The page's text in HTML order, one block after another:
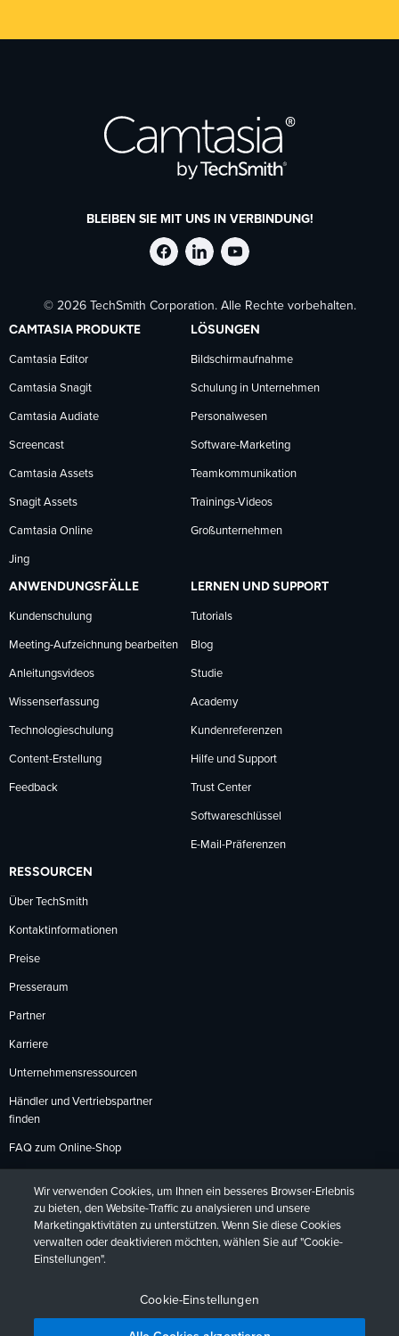
BLEIBEN SIE MIT UNS IN VERBINDUNG!
TechSmith
auf
Facebook
folgen
TechSmith
auf
LinkedIn
folgen
TechSmith
auf
YouTube
folgen
© 2026 TechSmith Corporation. Alle Rechte vorbehalten.
CAMTASIA PRODUKTE
Camtasia Editor
Camtasia Snagit
Camtasia Audiate
Screencast
Camtasia Assets
Snagit Assets
Camtasia Online
Jing
LÖSUNGEN
Bildschirmaufnahme
Schulung in Unternehmen
Personalwesen
Software-Marketing
Teamkommunikation
Trainings-Videos
Großunternehmen
ANWENDUNGSFÄLLE
Kundenschulung
Meeting-Aufzeichnung bearbeiten
Anleitungsvideos
Wissenserfassung
Technologieschulung
Content-Erstellung
Feedback
LERNEN UND SUPPORT
Tutorials
Blog
Studie
Academy
Kundenreferenzen
Hilfe und Support
Trust Center
Softwareschlüssel
E-Mail-Präferenzen
RESSOURCEN
Über TechSmith
Kontaktinformationen
Preise
Presseraum
Partner
Karriere
Unternehmensressourcen
Händler und Vertriebspartner
finden
FAQ zum Online-Shop
Rückgabebedingungen
DeutschFrançaisEspañol日本語
Wir verwenden Cookies, um Ihnen ein besseres Browser-Erlebnis
zu bieten, den Website-Traffic zu analysieren und unsere
Marketingaktivitäten zu unterstützen. Wenn Sie diese Cookies
verwalten oder deaktivieren möchten, wählen Sie auf "Cookie-
Einstellungen".
Cookie-Einstellungen